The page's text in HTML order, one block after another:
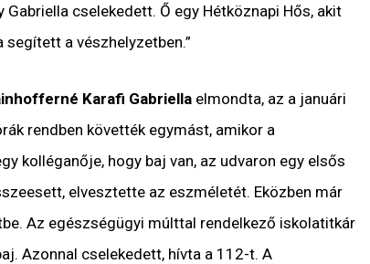
cselekedett. Ő egy Hétköznapi Hős, akit
a vészhelyzetben.”
Karafi Gabriellaelmondta, az a januári
rendben követték egymást, amikor a
kolléganője, hogy baj van, az udvaron egy elsős
elvesztette az eszméletét. Eközben már
Az egészségügyi múlttal rendelkező iskolatitkár
Azonnal cselekedett, hívta a 112-t. A